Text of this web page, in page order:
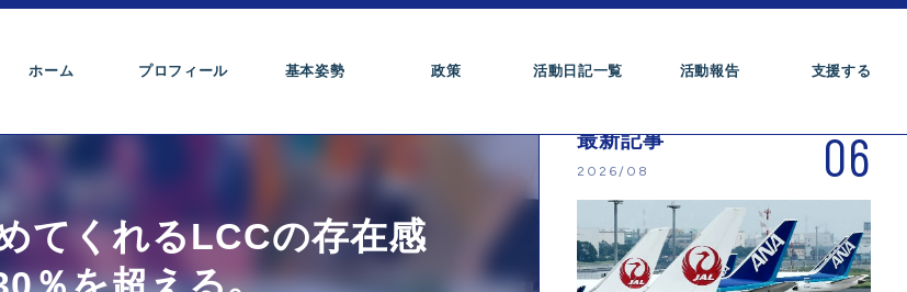
ホーム プロフィール 基本姿勢 政策 活動日記一覧 活動報告 支援する
てくれるLCCの存在感
最新記事
2026/08 06